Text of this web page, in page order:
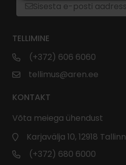
TELLIMINE
(+372) 606 6060
tellimus@aren.ee
KONTAKT
Võta meiega ühendust
Karjavälja 10, 12918 Tallinn
(+372) 680 6000